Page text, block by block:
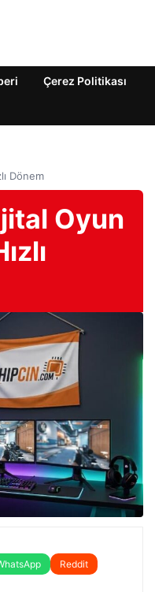
Çerez Politikası
Dönem
Oyun
Reddit